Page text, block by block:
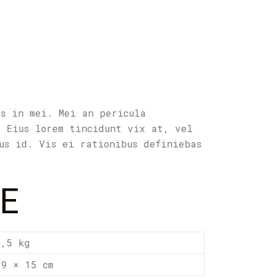
in mei. Mei an pericula
Eius lorem tincidunt vix at, vel
id. Vis ei rationibus definiebas
kg
× 15 cm